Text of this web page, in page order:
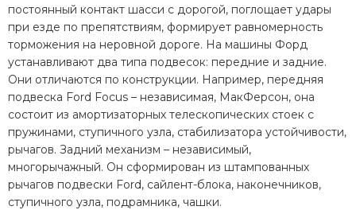
постоянный контакт шасси с дорогой, поглощает удары
при езде по препятствиям, формирует равномерность
торможения на неровной дороге. На машины Форд
устанавливают два типа подвесок: передние и задние.
Они отличаются по конструкции. Например, передняя
подвеска Ford Focus – независимая, МакФерсон, она
состоит из амортизаторных телескопических стоек с
пружинами, ступичного узла, стабилизатора устойчивости,
рычагов. Задний механизм – независимый,
многорычажный. Он сформирован из штампованных
рычагов подвески Ford, сайлент-блока, наконечников,
ступичного узла, подрамника, чашки.